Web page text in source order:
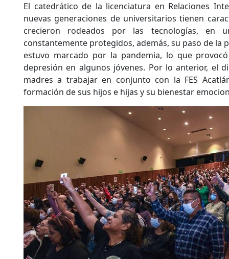
El catedrático de la licenciatura en Relaciones
nuevas generaciones de universitarios tienen
crecieron rodeados por las tecnologías, en
constantemente protegidos, además, su paso de la
estuvo marcado por la pandemia, lo que
depresión en algunos jóvenes. Por lo anterior, el
madres a trabajar en conjunto con la FES
formación de sus hijos e hijas y su bienestar